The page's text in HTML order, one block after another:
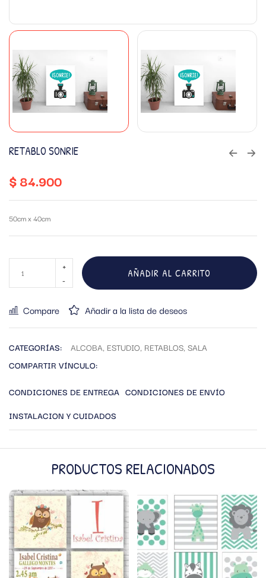
RETABLO SONRIE
$84.900
50cm x 40cm
AÑADIR AL CARRITO
Compare Añadir a la lista de deseos
CATEGORÍAS: ALCOBA, ESTUDIO, RETABLOS, SALA
COMPARTIR VÍNCULO:
CONDICIONES DE ENTREGA CONDICIONES DE ENVÍO
INSTALACION Y CUIDADOS
PRODUCTOS RELACIONADOS